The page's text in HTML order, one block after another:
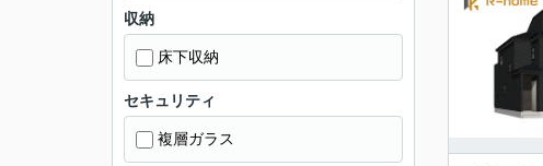
収納
床下収納
セキュリティ
複層ガラス